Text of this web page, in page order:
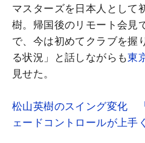
マスターズを日本人として
樹。帰国後のリモート会見
で、今は初めてクラブを握
る状況」と話しながらも東
見せた。
松山英樹のスイング変化
ェードコントロールが上手